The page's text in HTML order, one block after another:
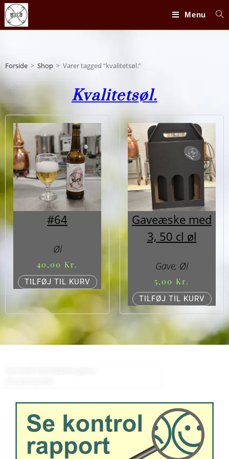
Menu
Forside > Shop > Varer tagged “kvalitetsøl.”
Kvalitetsøl.
#64
Øl
40,00 Kr.
TILFØJ TIL KURV
Gaveæske med
3, 50 cl øl
Gave, Øl
5,00 Kr.
TILFØJ TIL KURV